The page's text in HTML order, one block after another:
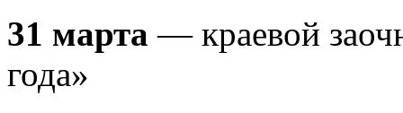
31 марта — краевой
года»